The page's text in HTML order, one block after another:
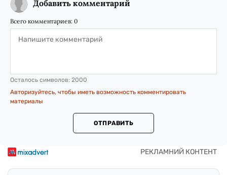
Добавить комментарий
Всего комментариев: 0
Осталось символов: 2000
Авторизуйтесь, чтобы иметь возможность комментировать
материалы
ОТПРАВИТЬ